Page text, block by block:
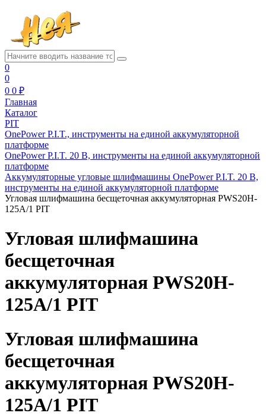
0
0
0 0 ₽
Главная
Каталог
PIT
OnePower P.I.T., инструменты на единой аккумуляторной
платформе
OnePower P.I.T. 20 В, инструменты на единой аккумуляторной
платформе
Аккумуляторные угловые шлифмашины OnePower P.I.T. 20 В,
инструменты на единой аккумуляторной платформе
Угловая шлифмашина бесщеточная аккумуляторная PWS20H-
125A/1 PIT
Угловая шлифмашина
бесщеточная
аккумуляторная PWS20H-
125A/1 PIT
Угловая шлифмашина
бесщеточная
аккумуляторная PWS20H-
125A/1 PIT